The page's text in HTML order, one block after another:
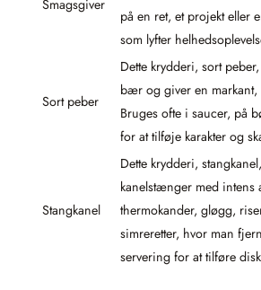
Smagsgiver
på en ret, et projekt eller
som lyfter
Sort peber
Dette krydderi, sort
bær og giver en markant,
Bruges ofte i saucer, på
for at tilføje karakter og
Stangkanel
Dette krydderi,
kanelstænger med intens
thermokander, gløgg,
simreretter, hvor man
servering for at tilføre